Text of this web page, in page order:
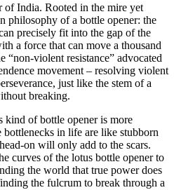
India. Rooted in the mire yet
philosophy of a bottle opener: the
precisely fit into the gap of the
a force that can move a thousand
“non-violent resistance” advocated
movement – resolving violent
just like the stem of a
breaking.
kind of bottle opener is more
in life are like stubborn
on will only add to the scars.
curves of the lotus bottle opener to
the world that true power does
the fulcrum to break through a